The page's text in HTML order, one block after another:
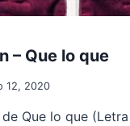
– Que lo que
12, 2020
Que lo que